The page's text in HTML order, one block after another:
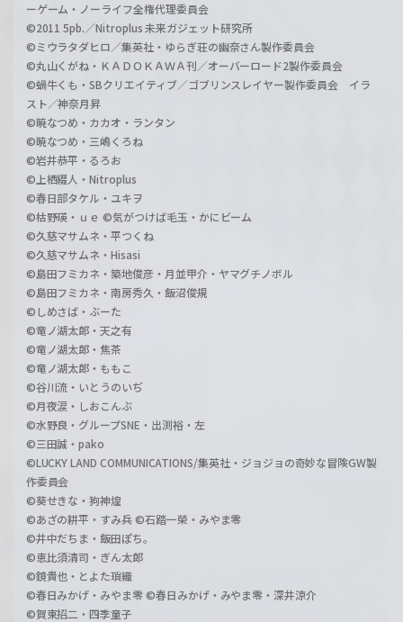
ーゲーム・ノーライフ全権代理委員会
©2011 5pb.／Nitroplus 未来ガジェット研究所
©ミウラタダヒロ／集英社・ゆらぎ荘の幽奈さん製作委員会
©丸山くがね・ＫＡＤＯＫＡＷＡ刊／オーバーロード2製作委員会
©蝸牛くも・SBクリエイティブ／ゴブリンスレイヤー製作委員会 イラ
スト／神奈月昇
©暁なつめ・カカオ・ランタン
©暁なつめ・三嶋くろね
©岩井恭平・るろお
©上栖綴人・Nitroplus
©春日部タケル・ユキヲ
©枯野瑛・ｕｅ ©気がつけば毛玉・かにビーム
©久慈マサムネ・平つくね
©久慈マサムネ・Hisasi
©島田フミカネ・築地俊彦・月並甲介・ヤマグチノボル
©島田フミカネ・南房秀久・飯沼俊規
©しめさば・ぶーた
©竜ノ湖太郎・天之有
©竜ノ湖太郎・焦茶
©竜ノ湖太郎・ももこ
©谷川流・いとうのいぢ
©月夜涙・しおこんぶ
©水野良・グループSNE・出渕裕・左
©三田誠・pako
©LUCKY LAND COMMUNICATIONS/集英社・ジョジョの奇妙な冒険GW製
作委員会
©葵せきな・狗神煌
©あざの耕平・すみ兵 ©石踏一榮・みやま零
©井中だちま・飯田ぽち。
©恵比須清司・ぎん太郎
©鏡貴也・とよた瑣織
©春日みかげ・みやま零 ©春日みかげ・みやま零・深井涼介
©賀東招二・四季童子